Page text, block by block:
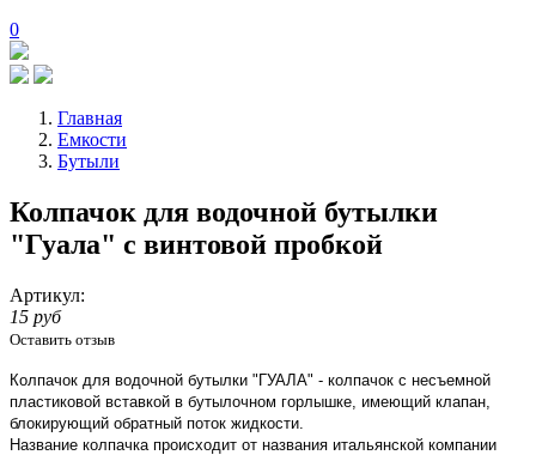
0
Главная
Емкости
Бутыли
Колпачок для водочной бутылки
"Гуала" с винтовой пробкой
Артикул:
15 руб
Оставить отзыв
Колпачок для водочной бутылки "ГУАЛА" - колпачок c несъемной
пластиковой вставкой в бутылочном горлышке, имеющий клапан,
блокирующий обратный поток жидкости.
Название колпачка происходит от названия итальянской компании